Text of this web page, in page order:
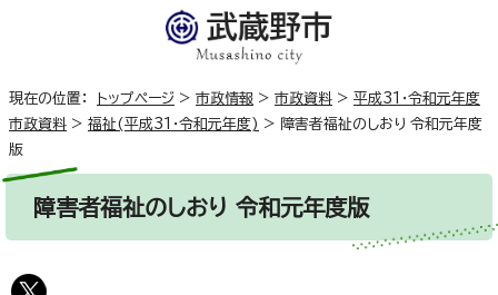
現在の位置： トップページ > 市政情報 > 市政資料 > 平成31・令和元年度
市政資料 > 福祉(平成31・令和元年度) > 障害者福祉のしおり 令和元年度
版
障害者福祉のしおり 令和元年度版